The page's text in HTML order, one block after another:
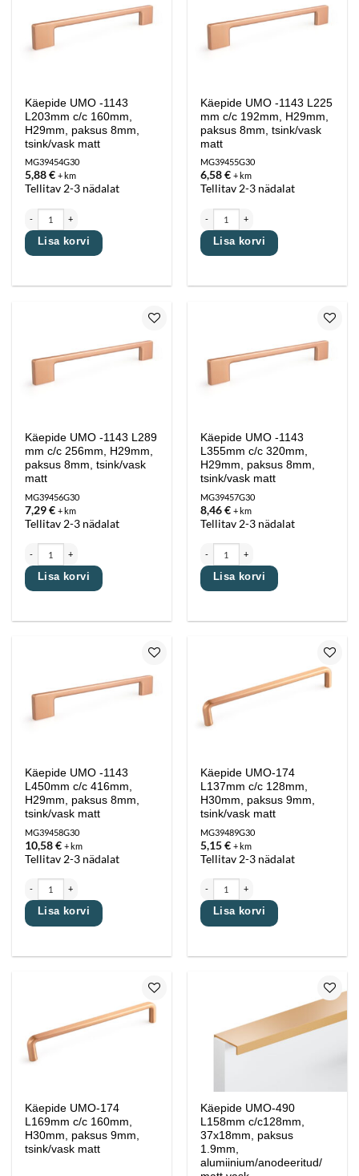
Lisa
lemmikutesse
Käepide UMO -1143
L203mm c/c 160mm,
H29mm, paksus 8mm,
tsink/vask matt
MG39454G30
5,88€ + km
Tellitav 2-3 nädalat
Lisa korvi
Lisa
lemmikutesse
Käepide UMO -1143 L225
mm c/c 192mm, H29mm,
paksus 8mm, tsink/vask
matt
MG39455G30
6,58€ + km
Tellitav 2-3 nädalat
Lisa korvi
Lisa
lemmikutesse
Käepide UMO -1143 L289
mm c/c 256mm, H29mm,
paksus 8mm, tsink/vask
matt
MG39456G30
7,29€ + km
Tellitav 2-3 nädalat
Lisa korvi
Lisa
lemmikutesse
Käepide UMO -1143
L355mm c/c 320mm,
H29mm, paksus 8mm,
tsink/vask matt
MG39457G30
8,46€ + km
Tellitav 2-3 nädalat
Lisa korvi
Lisa
lemmikutesse
Käepide UMO -1143
L450mm c/c 416mm,
H29mm, paksus 8mm,
tsink/vask matt
MG39458G30
10,58€ + km
Tellitav 2-3 nädalat
Lisa korvi
Lisa
lemmikutesse
Käepide UMO-174
L137mm c/c 128mm,
H30mm, paksus 9mm,
tsink/vask matt
MG39489G30
5,15€ + km
Tellitav 2-3 nädalat
Lisa korvi
Lisa
lemmikutesse
Käepide UMO-174
L169mm c/c 160mm,
H30mm, paksus 9mm,
tsink/vask matt
lemmikutesse
Käepide UMO-490
L158mm c/c128mm,
37x18mm, paksus
1.9mm,
alumiinium/anodeeritud/